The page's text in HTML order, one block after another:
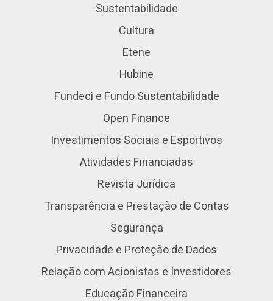
Sustentabilidade
Cultura
Etene
Hubine
Fundeci e Fundo Sustentabilidade
Open Finance
Investimentos Sociais e Esportivos
Atividades Financiadas
Revista Jurídica
Transparência e Prestação de Contas
Segurança
Privacidade e Proteção de Dados
Relação com Acionistas e Investidores
Educação Financeira